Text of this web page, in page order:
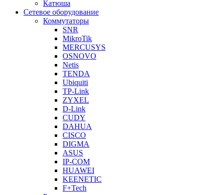
Катюша
Сетевое оборудование
Коммутаторы
SNR
MikroTik
MERCUSYS
OSNOVO
Netis
TENDA
Ubiquiti
TP-Link
ZYXEL
D-Link
CUDY
DAHUA
CISCO
DIGMA
ASUS
IP-COM
HUAWEI
KEENETIC
F+Tech